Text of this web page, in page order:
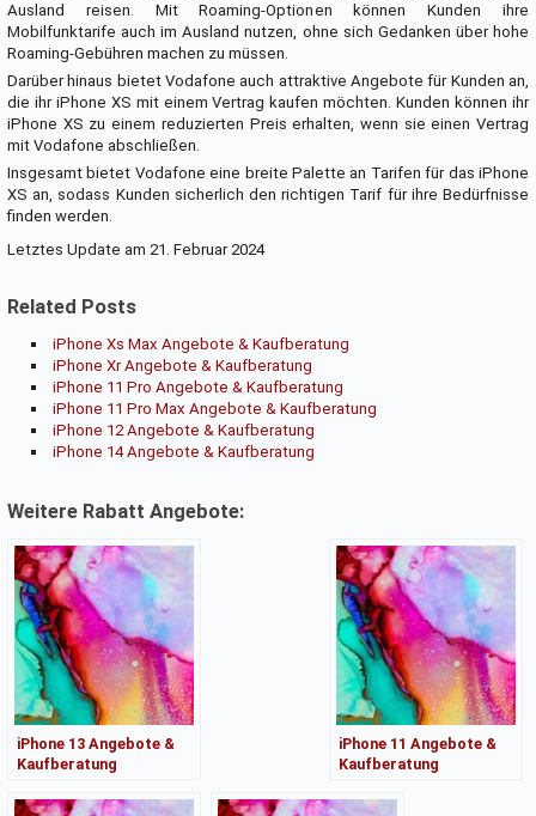
Ausland reisen. Mit Roaming-Optionen können Kunden ihre
Mobilfunktarife auch im Ausland nutzen, ohne sich Gedanken über hohe
Roaming-Gebühren machen zu müssen.
Darüber hinaus bietet Vodafone auch attraktive Angebote für Kunden an,
die ihr iPhone XS mit einem Vertrag kaufen möchten. Kunden können ihr
iPhone XS zu einem reduzierten Preis erhalten, wenn sie einen Vertrag
mit Vodafone abschließen.
Insgesamt bietet Vodafone eine breite Palette an Tarifen für das iPhone
XS an, sodass Kunden sicherlich den richtigen Tarif für ihre Bedürfnisse
finden werden.
Letztes Update am 21. Februar 2024
Related Posts
iPhone Xs Max Angebote & Kaufberatung
iPhone Xr Angebote & Kaufberatung
iPhone 11 Pro Angebote & Kaufberatung
iPhone 11 Pro Max Angebote & Kaufberatung
iPhone 12 Angebote & Kaufberatung
iPhone 14 Angebote & Kaufberatung
Weitere Rabatt Angebote:
iPhone 13 Angebote &
Kaufberatung
iPhone 11 Angebote &
Kaufberatung